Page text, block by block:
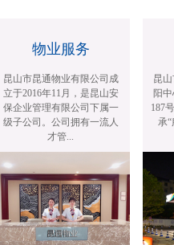
物业服务
昆山市昆通物业有限公司成
立于2016年11月，是昆山安
保企业管理有限公司下属一
级子公司。公司拥有一流人
才管...
昆山
阳中
187
承“